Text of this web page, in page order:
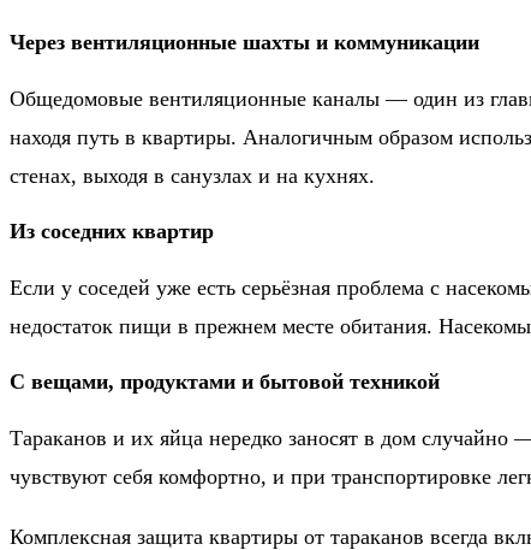
Через вентиляционные шахты и коммуникации
Общедомовые вентиляционные каналы — один из
находя путь в квартиры. Аналогичным образом
стенах, выходя в санузлах и на кухнях.
Из соседних квартир
Если у соседей уже есть серьёзная проблема с
недостаток пищи в прежнем месте обитания.
С вещами, продуктами и бытовой техникой
Тараканов и их яйца нередко заносят в дом
чувствуют себя комфортно, и при транспортировке
Комплексная защита квартиры от тараканов всегда